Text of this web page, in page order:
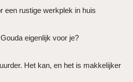
een rustige werkplek in huis
eigenlijk voor je?
Het kan, en het is makkelijker